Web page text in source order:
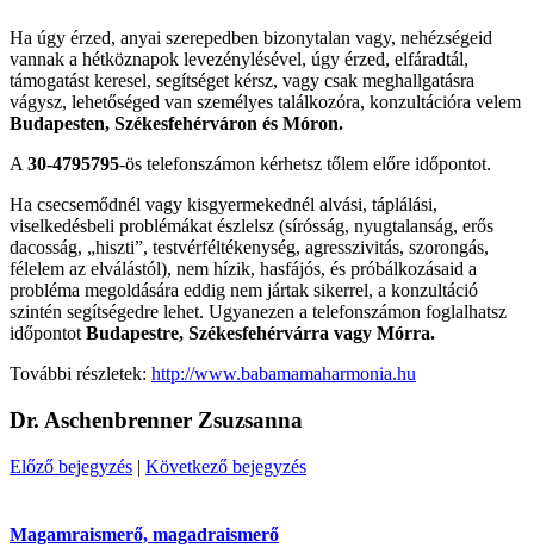
Ha úgy érzed, anyai szerepedben bizonytalan vagy, nehézségeid
vannak a hétköznapok levezénylésével, úgy érzed, elfáradtál,
támogatást keresel, segítséget kérsz, vagy csak meghallgatásra
vágysz, lehetőséged van személyes találkozóra, konzultációra velem
Budapesten, Székesfehérváron és Móron.
A 30-4795795-ös telefonszámon kérhetsz tőlem előre időpontot.
Ha csecsemődnél vagy kisgyermekednél alvási, táplálási,
viselkedésbeli problémákat észlelsz (sírósság, nyugtalanság, erős
dacosság, „hiszti”, testvérféltékenység, agresszivitás, szorongás,
félelem az elválástól), nem hízik, hasfájós, és próbálkozásaid a
probléma megoldására eddig nem jártak sikerrel, a konzultáció
szintén segítségedre lehet. Ugyanezen a telefonszámon foglalhatsz
időpontot Budapestre, Székesfehérvárra vagy Mórra.
További részletek: http://www.babamamaharmonia.hu
Dr. Aschenbrenner Zsuzsanna
Előző bejegyzés | Következő bejegyzés
Magamraismerő, magadraismerő